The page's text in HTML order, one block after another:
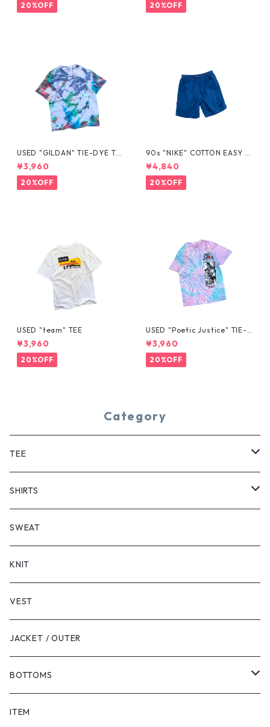
20%OFF 20%OFF
USED "GILDAN" TIE-DYE TE
E
¥3,960
20%OFF
90s "NIKE" COTTON EASY S
HORTS
¥4,840
20%OFF
USED "team" TEE
¥3,960
20%OFF
USED "Poetic Justice" TIE-D
YE TEE
¥3,960
20%OFF
Category
TEE
SHORT SLEEVE
LONG SLEEVE
SHIRTS
SHORT SLEEVE
LONG SLEEVE
SWEAT
KNIT
VEST
JACKET / OUTER
BOTTOMS
SHORTS
ITEM